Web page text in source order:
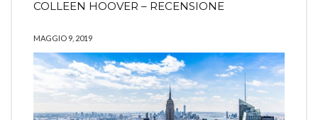
COLLEEN HOOVER – RECENSIONE
MAGGIO 9, 2019